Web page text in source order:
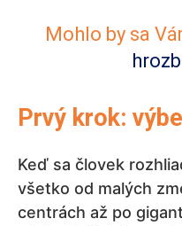
Mohlo by sa
Prvý krok:
Keď sa človek
všetko od malých
centrách až po